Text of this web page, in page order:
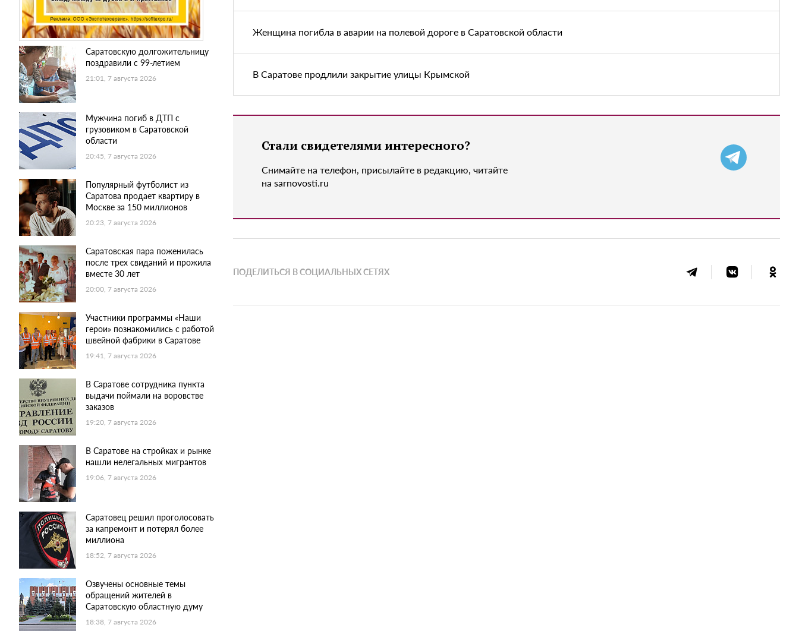
Саратовскую долгожительницу
поздравили с 99-летием
21:01, 7 августа 2026
Мужчина погиб в ДТП с
грузовиком в Саратовской
области
20:45, 7 августа 2026
Популярный футболист из
Саратова продает квартиру в
Москве за 150 миллионов
20:23, 7 августа 2026
Саратовская пара поженилась
после трех свиданий и прожила
вместе 30 лет
20:00, 7 августа 2026
Участники программы «Наши
герои» познакомились с работой
швейной фабрики в Саратове
19:41, 7 августа 2026
В Саратове сотрудника пункта
выдачи поймали на воровстве
заказов
19:20, 7 августа 2026
В Саратове на стройках и рынке
нашли нелегальных мигрантов
19:06, 7 августа 2026
Саратовец решил проголосовать
за капремонт и потерял более
миллиона
18:52, 7 августа 2026
Озвучены основные темы
обращений жителей в
Саратовскую областную думу
18:38, 7 августа 2026
Женщина погибла в аварии на полевой дороге в Саратовской области
В Саратове продлили закрытие улицы Крымской
Стали свидетелями интересного?
Снимайте на телефон, присылайте в редакцию, читайте
на sarnovosti.ru
ПОДЕЛИТЬСЯ В СОЦИАЛЬНЫХ СЕТЯХ